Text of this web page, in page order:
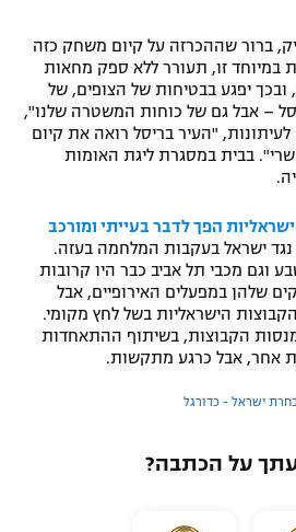
ברור שההכרזה על קיום משחק כזה
במיוחד זו, תעורר ללא ספק מחאות
ובכך יפגע בבטיחות של הצופים, של
– אבל גם של כוחות המשטרה שלנו",
"העיר בריסל רואה את קיום
בבית במסגרת ליגת האומות
הפך לדבר בעייתי ומורכב
ישראל בעקבות המלחמה בעזה.
וגם מכבי תל אביב כבר היו קרובות
שלהן במפעלים האירופיים, אבל
הישראליות בשל לחץ מקומי.
מנסות הקבוצות, בשיתוף ההתאחדות
אחר, אבל כרגע מתקשות.
ישראל - כדורגל
על הכתבה?